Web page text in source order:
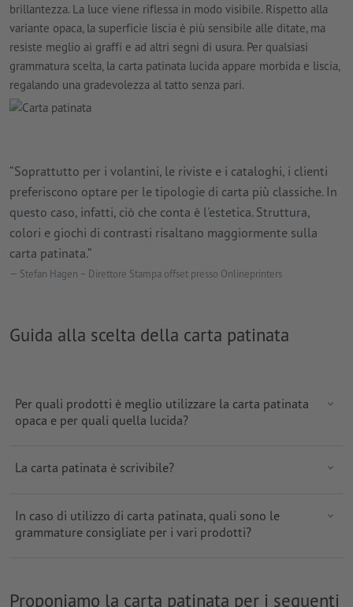
brillantezza. La luce viene riflessa in modo visibile. Rispetto alla
variante opaca, la superficie liscia è più sensibile alle ditate, ma
resiste meglio ai graffi e ad altri segni di usura. Per qualsiasi
grammatura scelta, la carta patinata lucida appare morbida e liscia,
regalando una gradevolezza al tatto senza pari.
“Soprattutto per i volantini, le riviste e i cataloghi, i clienti
preferiscono optare per le tipologie di carta più classiche. In
questo caso, infatti, ciò che conta è l'estetica. Struttura,
colori e giochi di contrasti risaltano maggiormente sulla
carta patinata.”
Stefan Hagen – Direttore Stampa offset presso Onlineprinters
Guida alla scelta della carta patinata
Per quali prodotti è meglio utilizzare la carta patinata
opaca e per quali quella lucida?
La carta patinata è scrivibile?
In caso di utilizzo di carta patinata, quali sono le
grammature consigliate per i vari prodotti?
Proponiamo la carta patinata per i seguenti